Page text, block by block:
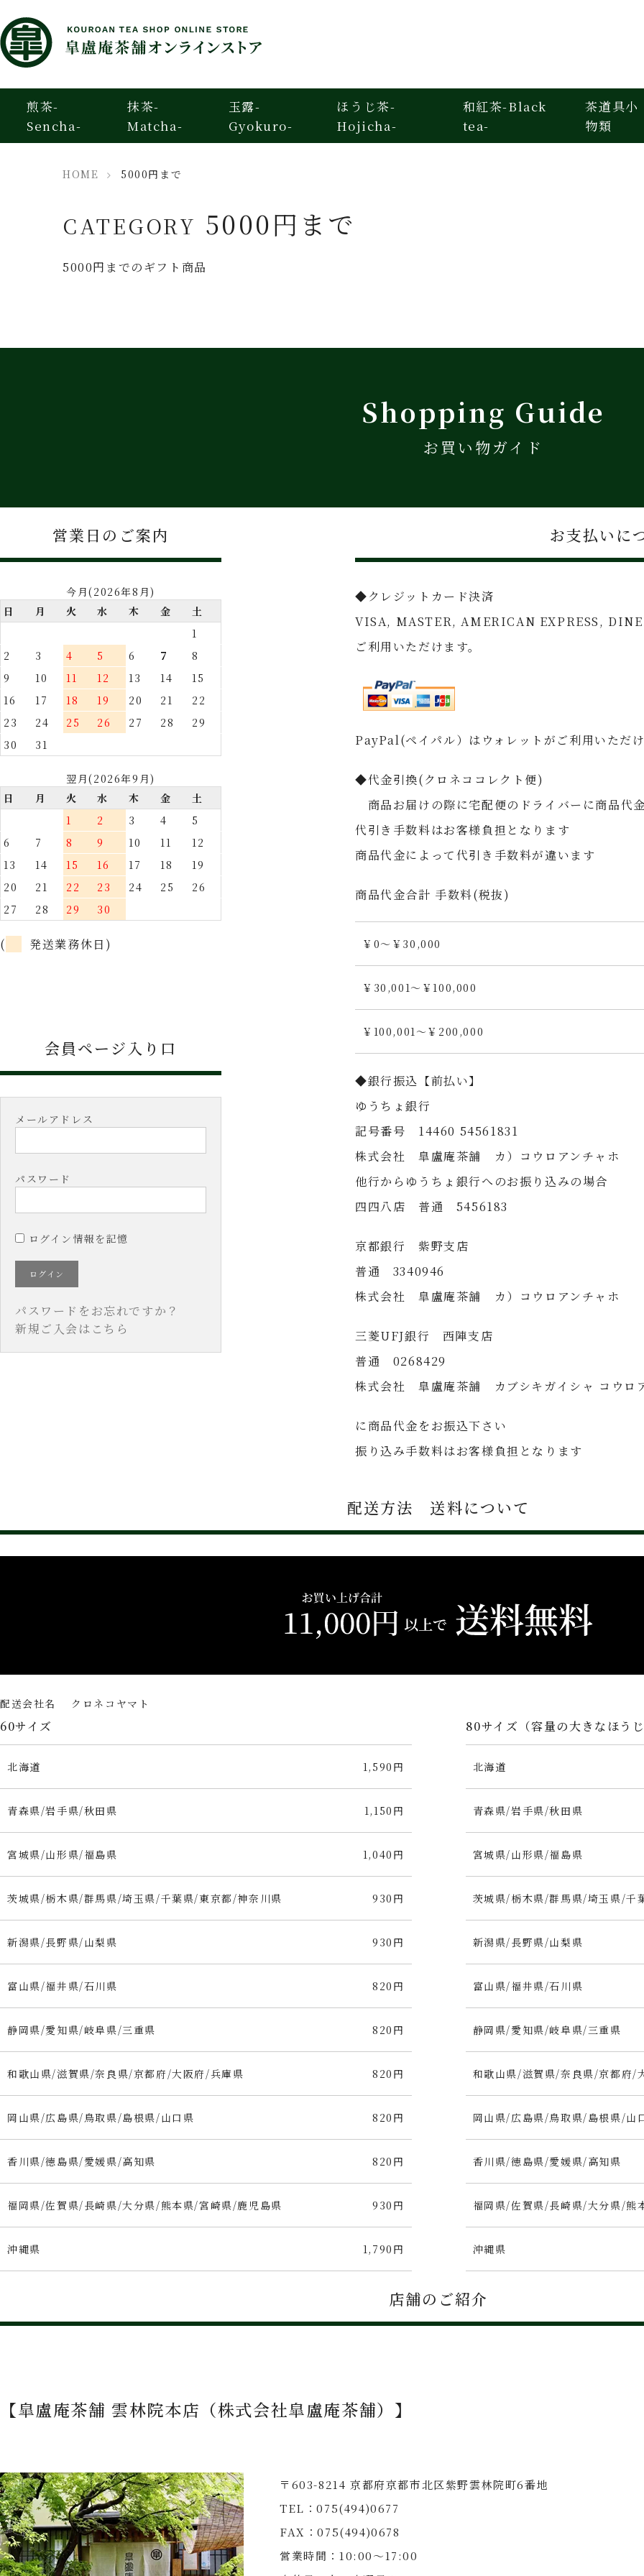
煎茶-
Sencha-
抹茶-
Matcha-
玉露-
Gyokuro-
ほうじ茶-
Hojicha-
和紅茶-Black
tea-
茶道具小
物類
HOME 5000円まで
CATEGORY 5000円まで
5000円までのギフト商品
Shopping Guide
お買い物ガイド
営業日のご案内
今月(2026年8月)
日
月 火 水 木 金
土
1
2
3 4 5 6 7
8
9
10 11 12 13 14
15
16
17 18 19 20 21
22
23
24 25 26 27 28
29
30
31
翌月(2026年9月)
日
月 火 水 木 金
土
1
2 3 4
5
6
7 8 9 10 11
12
13
14 15 16 17 18
19
20
21 22 23 24 25
26
27
28 29 30
( 発送業務休日)
会員ページ入り口
メールアドレス
パスワード
ログイン情報を記憶
パスワードをお忘れですか？
新規ご入会はこちら
お支払いに
◆クレジットカード決済
VISA, MASTER, AMERICAN EXPRESS,
ご利用いただけます。
PayPal(ペイパル）はウォレットがご利用いただけ
◆代金引換(クロネココレクト便)
商品お届けの際に宅配便のドライバーに商品代
代引き手数料はお客様負担となります
商品代金によって代引き手数料が違います
商品代金合計 手数料(税抜)
￥0～￥30,000
￥30,001～￥100,000
￥100,001～￥200,000
◆銀行振込【前払い】
ゆうちょ銀行
記号番号 14460 54561831
株式会社 皐盧庵茶舗 カ）コウロアンチャホ
他行からゆうちょ銀行へのお振り込みの場合
四四八店 普通 5456183
京都銀行 紫野支店
普通 3340946
株式会社 皐盧庵茶舗 カ）コウロアンチャホ
三菱UFJ銀行 西陣支店
普通 0268429
株式会社 皐盧庵茶舗 カブシキガイシャ コウロ
に商品代金をお振込下さい
振り込み手数料はお客様負担となります
配送方法 送料について
配送会社名 クロネコヤマト
60サイズ
北海道 1,590円
青森県/岩手県/秋田県 1,150円
宮城県/山形県/福島県 1,040円
茨城県/栃木県/群馬県/埼玉県/千葉県/東京都/神奈川県 930円
新潟県/長野県/山梨県 930円
富山県/福井県/石川県 820円
静岡県/愛知県/岐阜県/三重県 820円
和歌山県/滋賀県/奈良県/京都府/大阪府/兵庫県 820円
岡山県/広島県/鳥取県/島根県/山口県 820円
香川県/徳島県/愛媛県/高知県 820円
福岡県/佐賀県/長崎県/大分県/熊本県/宮崎県/鹿児島県 930円
沖縄県 1,790円
80サイズ（容量の大きなほう
北海道
青森県/岩手県/秋田県
宮城県/山形県/福島県
茨城県/栃木県/群馬県/埼玉県/千
新潟県/長野県/山梨県
富山県/福井県/石川県
静岡県/愛知県/岐阜県/三重県
和歌山県/滋賀県/奈良県/京都府/
岡山県/広島県/鳥取県/島根県/山
香川県/徳島県/愛媛県/高知県
福岡県/佐賀県/長崎県/大分県/熊
沖縄県
店舗のご紹介
【皐盧庵茶舗 雲林院本店（株式会社皐盧庵茶舗）】
〒603-8214 京都府京都市北区紫野雲林院町6番地
TEL：075(494)0677
FAX：075(494)0678
営業時間：10:00〜17:00